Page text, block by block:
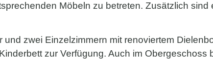
Möbeln zu betreten. Zusätzlich
zwei Einzelzimmern mit renoviertem
zur Verfügung. Auch im Obergeschoss